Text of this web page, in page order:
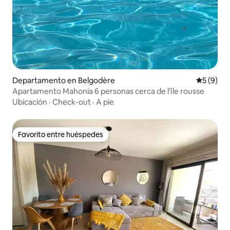
Departamento en Belgodère
5 (9)
Apartamento Mahonia 6 personas cerca de l'île rousse
Ubicación · Check-out · A pie
Favorito entre huéspedes
Favorito entre huéspedes